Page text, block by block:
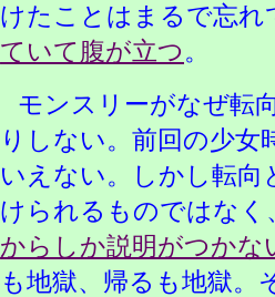
けたことはまるで忘れ
ていて腹が立つ。
モンスリーがなぜ転
りしない。前回の少女
いえない。しかし転向
けられるものではなく
からしか説明がつか
も地獄、帰るも地獄。